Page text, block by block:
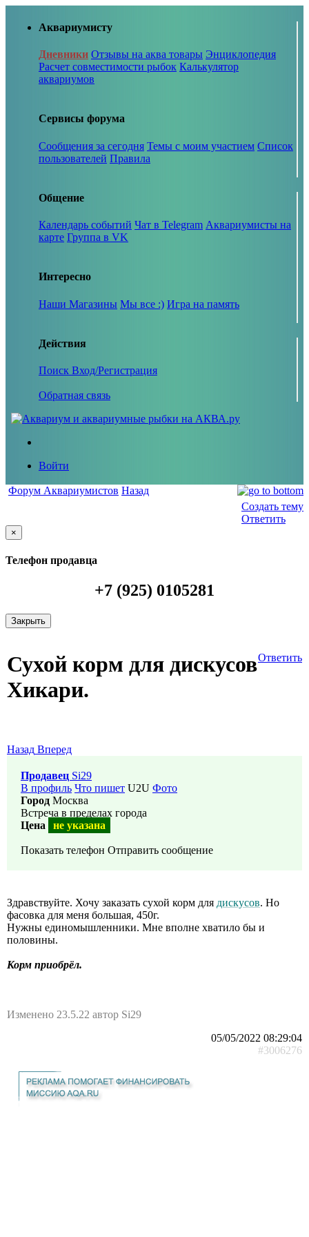
Аквариумисту
Дневники Отзывы на аква товары Энциклопедия
Расчет совместимости рыбок Калькулятор
аквариумов
Сервисы форума
Сообщения за сегодня Темы с моим участием Список
пользователей Правила
Общение
Календарь событий Чат в Telegram Аквариумисты на
карте Группа в VK
Интересно
Наши Магазины Мы все :) Игра на память
Действия
Поиск Вход/Регистрация
Обратная связь
Войти
Форум Аквариумистов Назад
Создать тему
Ответить
×
Телефон продавца
+7 (925) 0105281
Закрыть
Ответить
Сухой корм для дискусов
Хикари.
Назад Вперед
Продавец Si29
В профиль Что пишет U2U Фото
Город Москва
Встреча в пределах города
Цена
не указана
Показать телефон Отправить сообщение
Здравствуйте. Хочу заказать сухой корм для дискусов. Но
фасовка для меня большая, 450г.
Нужны единомышленники. Мне вполне хватило бы и
половины.
Корм приобрёл.
Изменено 23.5.22 автор Si29
05/05/2022 08:29:04
#3006276